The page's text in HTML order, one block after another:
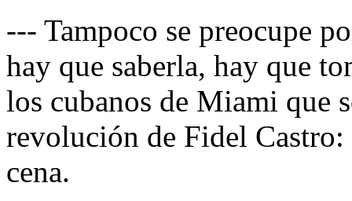
--- Tampoco se preocupe
hay que saberla, hay que
los cubanos de Miami que
revolución de Fidel
cena.